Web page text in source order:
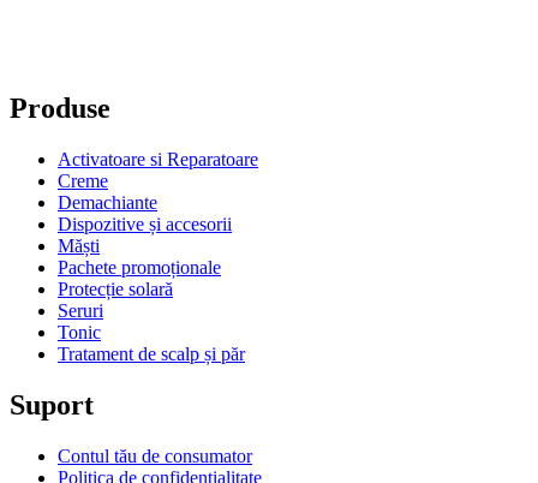
Produse
Activatoare si Reparatoare
Creme
Demachiante
Dispozitive și accesorii
Măști
Pachete promoționale
Protecție solară
Seruri
Tonic
Tratament de scalp și păr
Suport
Contul tău de consumator
Politica de confidențialitate